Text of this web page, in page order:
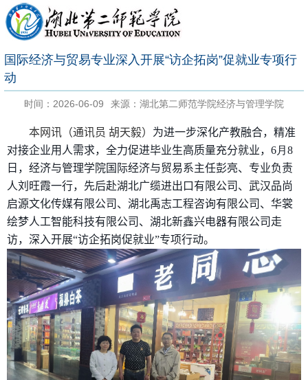
国际经济与贸易专业深入开展“访企拓岗”促就业专项行
动
时间：2026-06-09 来源：湖北第二师范学院经济与管理学院
本网讯（通讯员 胡天毅） 为进一步深化产教融合，精准
对接企业用人需求，全力促进毕业生高质量充分就业， 6月 8
日，经济与管理学院国际经济与贸易系主任彭亮、专业负责
人刘旺霞一行，先后赴湖北广缆进出口有限公司 、武汉品尚
启源文化传媒有限公司、湖北禹志工程咨询有限公司、华裳
绘梦人工智能科技有限公司、湖北新鑫兴电器有限公司走
访，深入开展“访企拓岗促就业”专项行动。